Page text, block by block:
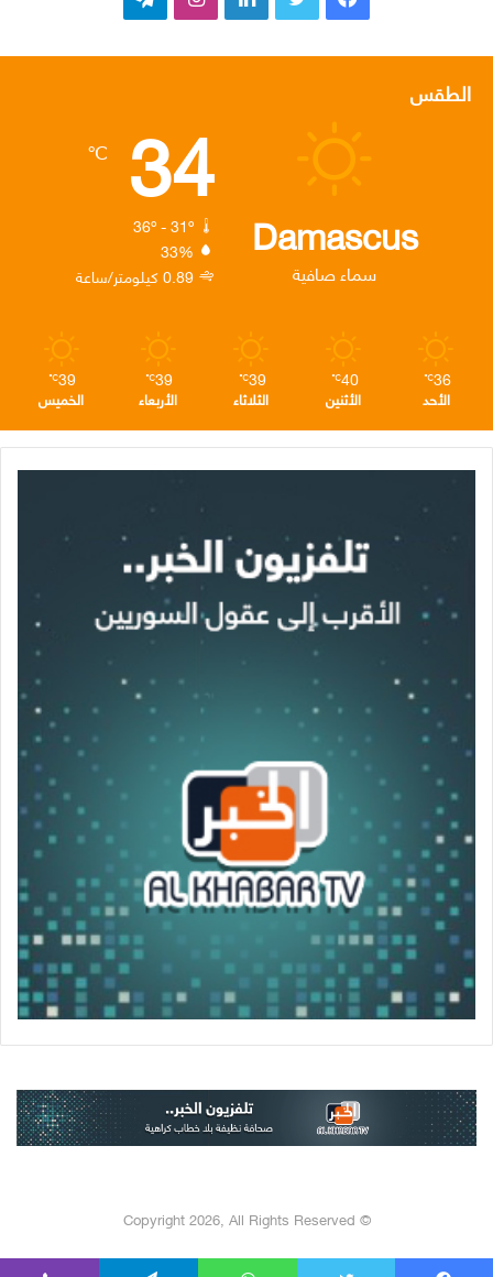
ب
و
ق
ر
ا
ر
ا
الطقس
Damascus
سماء صافية
34
℃
36º - 31º
33%
0.89 كيلومتر/ساعة
36
℃
الأحد
40
℃
الأثنين
39
℃
الثلاثاء
39
℃
الأربعاء
39
℃
الخميس
© Copyright 2026, All Rights Reserved